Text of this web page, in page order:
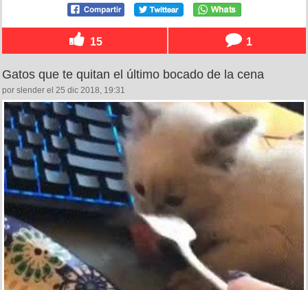
15 1
Gatos que te quitan el último bocado de la cena
por slender el 25 dic 2018, 19:31